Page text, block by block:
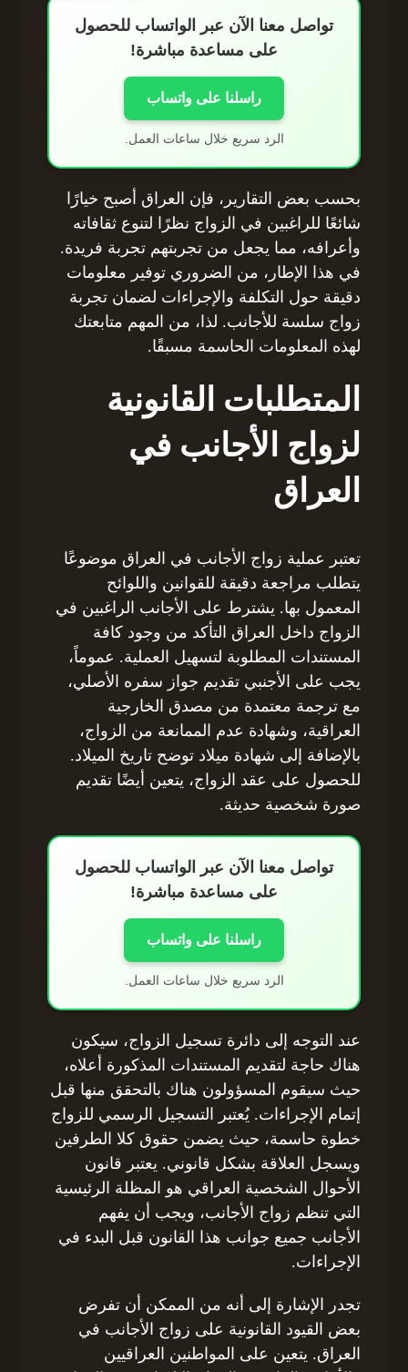
تواصل معنا الآن عبر الواتساب للحصول
على مساعدة مباشرة!
راسلنا على واتساب
الرد سريع خلال ساعات العمل.
بحسب بعض التقارير، فإن العراق أصبح خيارًا
شائعًا للراغبين في الزواج نظرًا لتنوع ثقافاته
وأعرافه، مما يجعل من تجربتهم تجربة فريدة.
في هذا الإطار، من الضروري توفير معلومات
دقيقة حول التكلفة والإجراءات لضمان تجربة
زواج سلسة للأجانب. لذا، من المهم متابعتك
لهذه المعلومات الحاسمة مسبقًا.
المتطلبات القانونية
لزواج الأجانب في
العراق
تعتبر عملية زواج الأجانب في العراق موضوعًا
يتطلب مراجعة دقيقة للقوانين واللوائح
المعمول بها. يشترط على الأجانب الراغبين في
الزواج داخل العراق التأكد من وجود كافة
المستندات المطلوبة لتسهيل العملية. عموماً،
يجب على الأجنبي تقديم جواز سفره الأصلي،
مع ترجمة معتمدة من مصدق الخارجية
العراقية، وشهادة عدم الممانعة من الزواج،
بالإضافة إلى شهادة ميلاد توضح تاريخ الميلاد.
للحصول على عقد الزواج، يتعين أيضًا تقديم
صورة شخصية حديثة.
تواصل معنا الآن عبر الواتساب للحصول
على مساعدة مباشرة!
راسلنا على واتساب
الرد سريع خلال ساعات العمل.
عند التوجه إلى دائرة تسجيل الزواج، سيكون
هناك حاجة لتقديم المستندات المذكورة أعلاه،
حيث سيقوم المسؤولون هناك بالتحقق منها قبل
إتمام الإجراءات. يُعتبر التسجيل الرسمي للزواج
خطوة حاسمة، حيث يضمن حقوق كلا الطرفين
ويسجل العلاقة بشكل قانوني. يعتبر قانون
الأحوال الشخصية العراقي هو المظلة الرئيسية
التي تنظم زواج الأجانب، ويجب أن يفهم
الأجانب جميع جوانب هذا القانون قبل البدء في
الإجراءات.
تجدر الإشارة إلى أنه من الممكن أن تفرض
بعض القيود القانونية على زواج الأجانب في
العراق. يتعين على المواطنين العراقيين